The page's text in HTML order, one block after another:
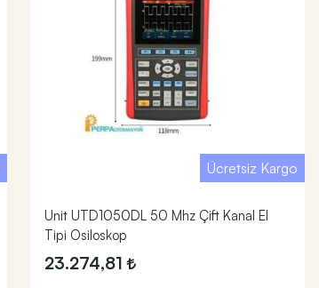
Ücretsiz Kargo
Unit UTD1050DL 50 Mhz Çift Kanal El
Tipi Osiloskop
23.274,81